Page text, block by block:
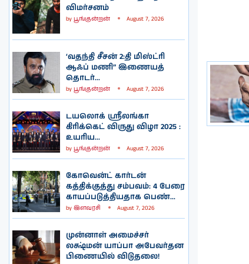
விமர்சனம்
by பூங்குன்றன் August 7, 2026
‘வதந்தி சீசன் 2:தி மிஸ்ட்ரி
ஆஃப் மணி” இணையத்
தொடர்...
by பூங்குன்றன் August 7, 2026
டயலொக் ஸ்ரீலங்கா
கிரிக்கெட் விருது விழா 2025 :
உயரிய...
by பூங்குன்றன் August 7, 2026
கோவென்ட் கார்டன்
கத்திக்குத்து சம்பவம்: 4 பேரை
காயப்படுத்தியதாக பெண்...
by இளவரசி August 7, 2026
முன்னாள் அமைச்சர்
லக்ஷ்மன் யாப்பா அபேவர்தன
பிணையில் விடுதலை!